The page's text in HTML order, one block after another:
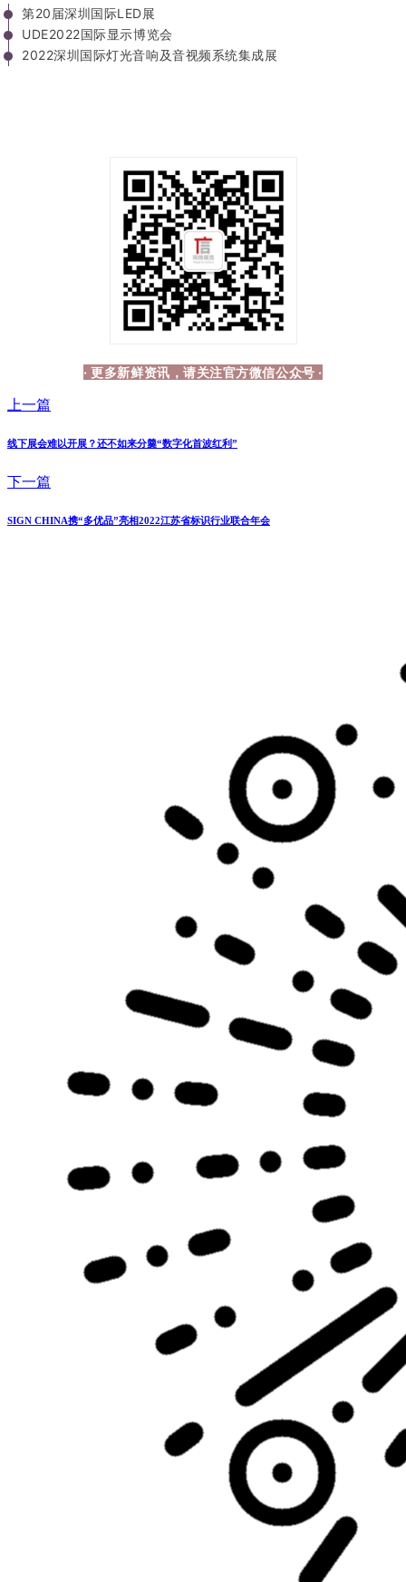
第20届深圳 国 际LED展
UDE2022国 际显示博览会
2022深圳国际灯光音响及音视频系统集成展
· 更多新鲜资讯 ，请关注官方微信公众号 ·
上一篇
线下展会难以开展？还不如来分羹“数字化首波红利”
下一篇
SIGN CHINA携“多优品”亮相2022江苏省标识行业联合年会